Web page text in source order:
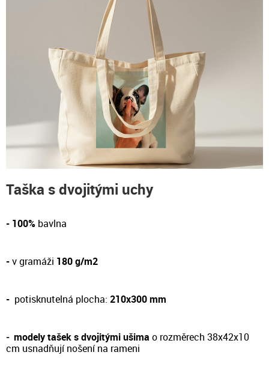
Taška s dvojitými uchy
- 100% bavlna
-v gramáži 180 g/m2
- potisknutelná plocha: 210x300 mm
- modely tašek s dvojitými ušima o rozměrech 38x42x10
cm usnadňují nošení na rameni